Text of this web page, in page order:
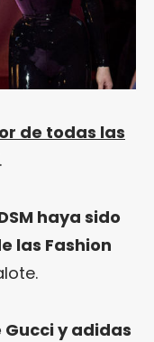
de todas las
haya sido
las Fashion
y adidas